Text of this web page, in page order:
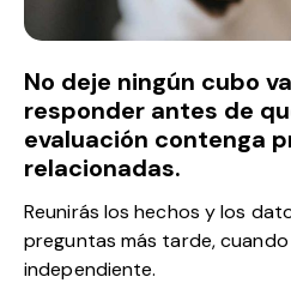
No deje ningún cubo
responder antes de
evaluación contenga
relacionadas.
Reunirás los hechos y los
preguntas más tarde,
independiente.